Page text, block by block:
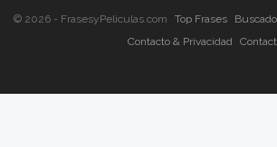
© 2026 - FrasesyPeliculas.com Top Frases
Contacto & Privacidad